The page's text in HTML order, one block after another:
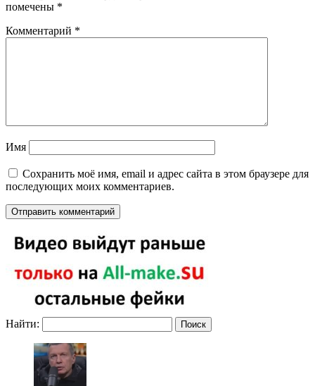
помечены *
Комментарий *
Имя
Сохранить моё имя, email и адрес сайта в этом браузере для
последующих моих комментариев.
Найти: